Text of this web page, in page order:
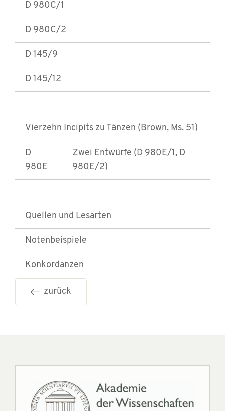
D 980C/1
D 980C/2
D 145/9
D 145/12
Vierzehn Incipits zu Tänzen (Brown, Ms. 51)
D
980E
Zwei Entwürfe (D 980E/1, D
980E/2)
Quellen und Lesarten
Notenbeispiele
Konkordanzen
zurück